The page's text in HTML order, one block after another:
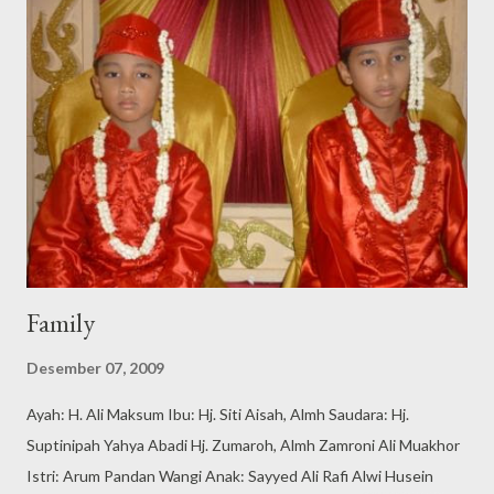
aku bekerja sekitar 2 tahun lebih di bidang marketing. Tahun
2008 aku pindah ke Kantor Divisi Jawa Timur. Di sini aku di
tugaskan di bidang pengembangan bisnis, bidang yang berbeda
dengan sebelumnya, namun punya keterkaitan yang cukup kuat.
Selama sekitar 3 tahun, aku terlibat dalam beberapa satuan
tugas pengembangan bisnis baru, beberapa yang terkenal
adalah 'TelkomnetInstan' dan kartu calling card 'Bebas'. Akhir
tahun 2002 aku dipindahkan ...
Family
Desember 07, 2009
Ayah: H. Ali Maksum Ibu: Hj. Siti Aisah, Almh Saudara: Hj.
Suptinipah Yahya Abadi Hj. Zumaroh, Almh Zamroni Ali Muakhor
Istri: Arum Pandan Wangi Anak: Sayyed Ali Rafi Alwi Husein